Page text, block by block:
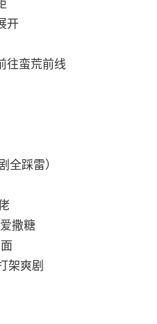
开
往蛮荒前线
全踩雷）
撒糖
架爽剧